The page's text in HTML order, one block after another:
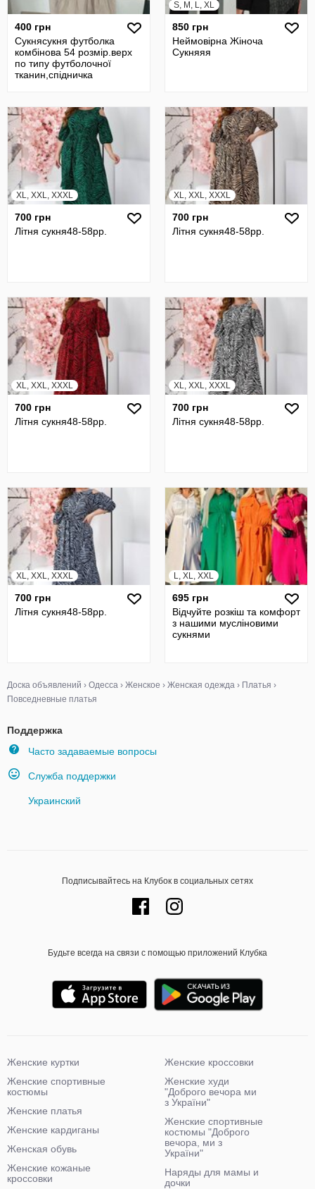
400 грн
Сукнясукня футболка
комбінова 54 розмір.верх
по типу футболочної
тканин,спідничка
S, M, L, XL
850 грн
Неймовірна Жіноча
Сукняяя
XL, XXL, XXXL
700 грн
Літня сукня48-58pp.
XL, XXL, XXXL
700 грн
Літня сукня48-58pp.
XL, XXL, XXXL
700 грн
Літня сукня48-58pp.
XL, XXL, XXXL
700 грн
Літня сукня48-58pp.
XL, XXL, XXXL
700 грн
Літня сукня48-58pp.
L, XL, XXL
695 грн
Відчуйте розкіш та комфорт
з нашими мусліновими
сукнями
Доска объявлений › Одесса › Женское › Женская одежда › Платья ›
Повседневные платья
Поддержка
Часто задаваемые вопросы
Служба поддержки
Украинский
Подписывайтесь на Клубок в социальных сетях
Будьте всегда на связи с помощью приложений Клубка
Женские куртки
Женские спортивные
костюмы
Женские платья
Женские кардиганы
Женская обувь
Женские кожаные
кроссовки
Женские кроссовки
Женские худи
"Доброго вечора ми
з України"
Женские спортивные
костюмы "Доброго
вечора, ми з
України"
Наряды для мамы и
дочки